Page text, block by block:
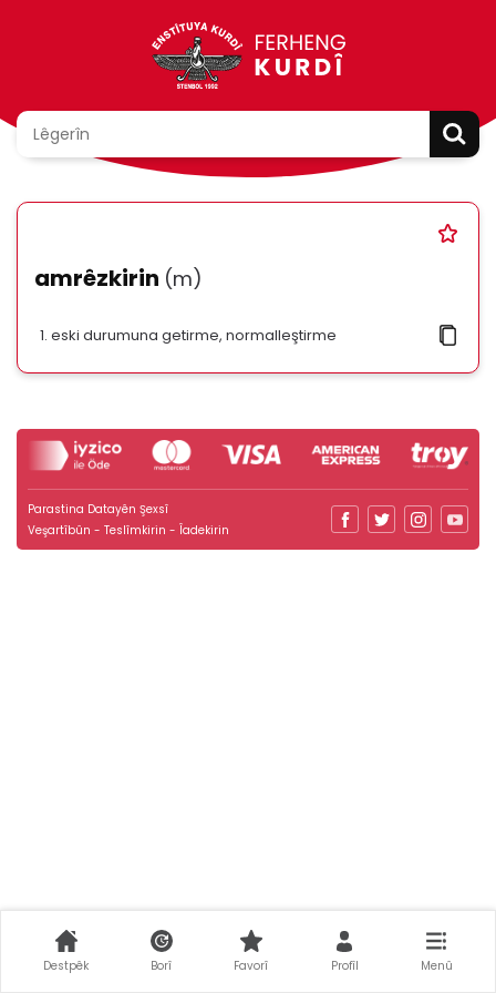
amrêzkirin (m)
eski durumuna getirme, normalleştirme
Parastina Datayên Şexsî
Veşartîbûn - Teslîmkirin - Îadekirin
Destpêk Borî Favorî Profîl Menû